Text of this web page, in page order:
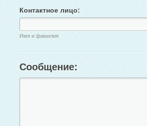
Контактное лицо:
Имя и фамилия
Сообщение: